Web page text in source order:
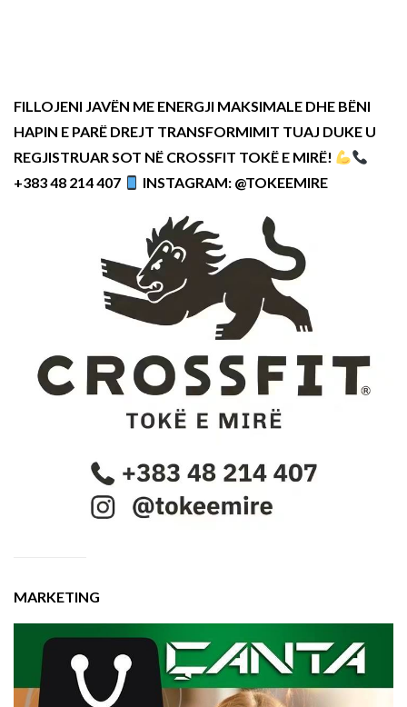
FILLOJENI JAVËN ME ENERGJI MAKSIMALE DHE BËNI
HAPIN E PARË DREJT TRANSFORMIMIT TUAJ DUKE U
REGJISTRUAR SOT NË CROSSFIT TOKË E MIRË!
+383 48 214 407
INSTAGRAM: @TOKEEMIRE
MARKETING